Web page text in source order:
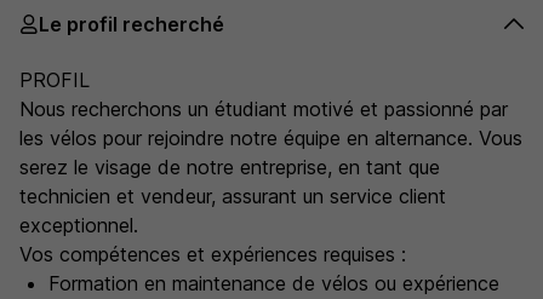
Le profil recherché
PROFIL
Nous recherchons un étudiant motivé et passionné par
les vélos pour rejoindre notre équipe en alternance. Vous
serez le visage de notre entreprise, en tant que
technicien et vendeur, assurant un service client
exceptionnel.
Vos compétences et expériences requises :
Formation en maintenance de vélos ou expérience